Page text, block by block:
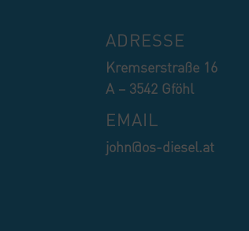
ADRESSE
Kremserstraße 16
A – 3542 Gföhl
EMAIL
john@os-diesel.at